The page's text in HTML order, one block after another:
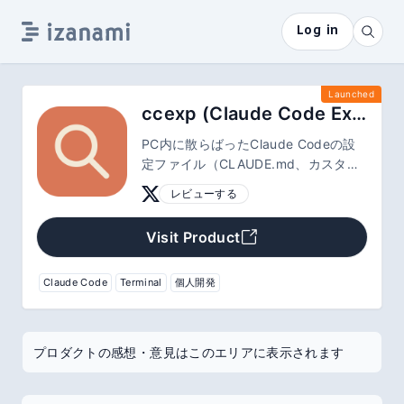
Log in
Launched
ccexp (Claude Code Explorer)
PC内に散らばったClaude Codeの設
定ファイル（CLAUDE.md、カスタム
スラッシュコマンド）を一元管理する
CLIツール
レビューする
Visit Product
Claude Code Terminal 個人開発
プロダクトの感想・意見はこのエリアに表示されます